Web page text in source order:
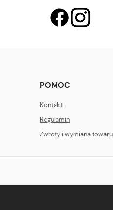
POMOC
Kontakt
Regulamin
Zwroty i wymiana towaru